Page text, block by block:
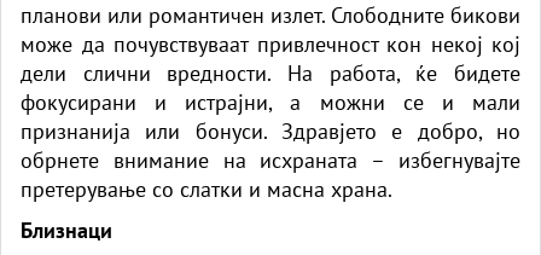
планови или романтичен излет. Слободните бикови
може да почувствуваат привлечност кон некој кој
дели слични вредности. На работа, ќе бидете
фокусирани и истрајни, а можни се и мали
признанија или бонуси. Здравјето е добро, но
обрнете внимание на исхраната – избегнувајте
претерување со слатки и масна храна.
Близнаци